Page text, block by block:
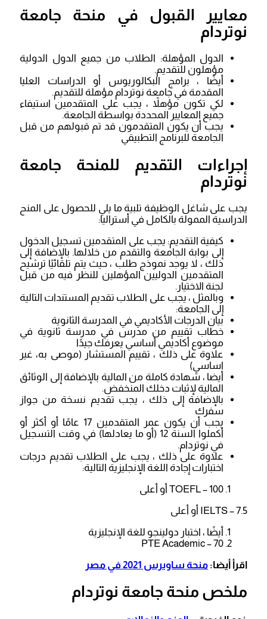
معايير القبول في منحة جامعة
نوتردام
الدول المؤهلة: الطلاب من جميع الدول الدولية
مؤهلون للتقديم.
أيضًا ، برامج البكالوريوس أو الدراسات العليا
المقدمة في جامعة نوتردام مؤهلة للتقديم.
لكي تكون مؤهلاً ، يجب على المتقدمين استيفاء
جميع المعايير المحددة بواسطة الجامعة.
يجب أن يكون المتقدمون قد تم قبولهم من قبل
الجامعة للبرنامج التطبيقي
إجراءات التقديم للمنحة جامعة
نوتردام
يجب على شاغل الوظيفة تلبية ما يلي للحصول على المنح
الدراسية الممولة بالكامل في أستراليا:
كيفية التقديم: يجب على المتقدمين تسجيل الدخول
إلى بوابة الجامعة والتقدم من خلالها. بالإضافة إلى
ذلك ، لا يوجد نموذج طلب ، حيث يتم تلقائيًا ترشيح
المتقدمين الدوليين المؤهلين للنظر فيه من قبل
لجنة الاختيار.
وبالمثل ، يجب على الطلاب تقديم المستندات التالية
إلى الجامعة:
بيان الدرجات الأكاديمي في المدرسة الثانوية
خطاب تقييم من مدرس في مدرسة ثانوية في
موضوع أكاديمي أساسي يعرفك جيدًا
علاوة على ذلك ، تقييم المستشار (موصى به، غير
اساسي)
أيضا ، شهادة كاملة من المالية بالإضافة إلى الوثائق
المالية لإثبات دخلك المنخفض.
بالإضافة إلى ذلك ، يجب تقديم نسخة من جواز
سفرك
يجب أن يكون عمر المتقدمين 17 عامًا أو أكثر أو
أكملوا السنة 12 (أو ما يعادلها) في وقت التسجيل
في نوتردام.
علاوة على ذلك ، يجب على الطلاب تقديم درجات
اختبارات إجادة اللغة الإنجليزية التالية:
TOEFL – 100 أو أعلى
IELTS – 7.5 أو أعلى
أيضًا ، اختبار دولينجو للغة الإنجليزية
PTE Academic – 70
اقرأ أيضا: منحة ساويرس 2021 في مصر
ملخص منحة جامعة نوتردام